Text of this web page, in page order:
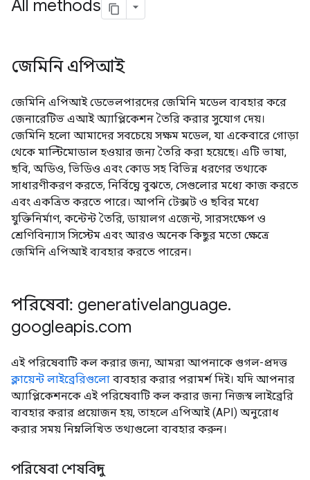
All methods
জেমিনি এপিআই
জেমিনি এপিআই ডেভেলপারদের জেমিনি মডেল ব্যবহার করে
জেনারেটিভ এআই অ্যাপ্লিকেশন তৈরি করার সুযোগ দেয়।
জেমিনি হলো আমাদের সবচেয়ে সক্ষম মডেল, যা একেবারে গোড়া
থেকে মাল্টিমোডাল হওয়ার জন্য তৈরি করা হয়েছে। এটি ভাষা,
ছবি, অডিও, ভিডিও এবং কোড সহ বিভিন্ন ধরণের তথ্যকে
সাধারণীকরণ করতে, নির্বিঘ্নে বুঝতে, সেগুলোর মধ্যে কাজ করতে
এবং একত্রিত করতে পারে। আপনি টেক্সট ও ছবির মধ্যে
যুক্তিনির্মাণ, কন্টেন্ট তৈরি, ডায়ালগ এজেন্ট, সারসংক্ষেপ ও
শ্রেণিবিন্যাস সিস্টেম এবং আরও অনেক কিছুর মতো ক্ষেত্রে
জেমিনি এপিআই ব্যবহার করতে পারেন।
পরিষেবা: generativelanguage.
googleapis.com
এই পরিষেবাটি কল করার জন্য, আমরা আপনাকে গুগল-প্রদত্ত
ক্লায়েন্ট লাইব্রেরিগুলো ব্যবহার করার পরামর্শ দিই। যদি আপনার
অ্যাপ্লিকেশনকে এই পরিষেবাটি কল করার জন্য নিজস্ব লাইব্রেরি
ব্যবহার করার প্রয়োজন হয়, তাহলে এপিআই (API) অনুরোধ
করার সময় নিম্নলিখিত তথ্যগুলো ব্যবহার করুন।
পরিষেবা শেষবিন্দু